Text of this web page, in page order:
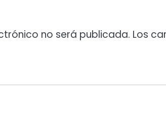
no será publicada. Los